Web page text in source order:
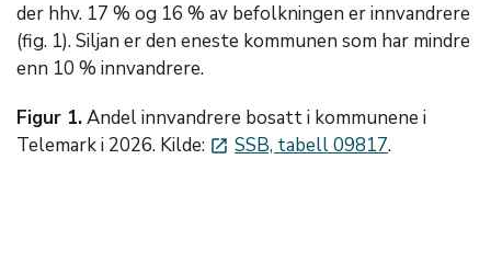
der hhv. 17 % og 16 % av befolkningen er innvandrere
(fig. 1). Siljan er den eneste kommunen som har mindre
enn 10 % innvandrere.
Figur 1.Andel innvandrere bosatt i kommunene i
Telemark i 2026. Kilde: launch SSB, tabell 09817.